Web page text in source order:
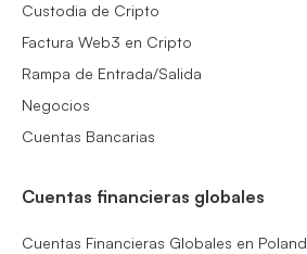
Custodia de Cripto
Factura Web3 en Cripto
Rampa de Entrada/Salida
Negocios
Cuentas Bancarias
Cuentas financieras globales
Cuentas Financieras Globales en Poland